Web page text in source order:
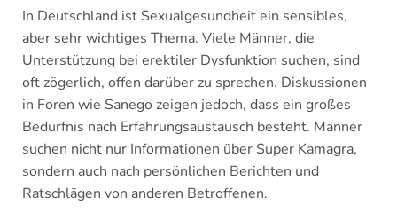
In Deutschland ist Sexualgesundheit ein sensibles,
aber sehr wichtiges Thema. Viele Männer, die
Unterstützung bei erektiler Dysfunktion suchen, sind
oft zögerlich, offen darüber zu sprechen. Diskussionen
in Foren wie Sanego zeigen jedoch, dass ein großes
Bedürfnis nach Erfahrungsaustausch besteht. Männer
suchen nicht nur Informationen über Super Kamagra,
sondern auch nach persönlichen Berichten und
Ratschlägen von anderen Betroffenen.